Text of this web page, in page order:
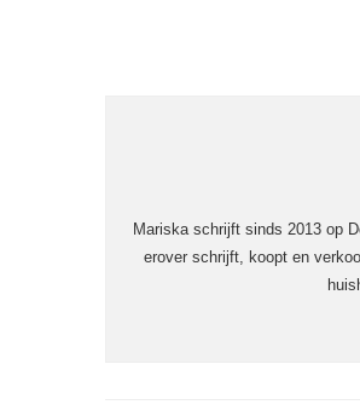
Mariska schrijft sinds 2013 op
erover schrijft, koopt en